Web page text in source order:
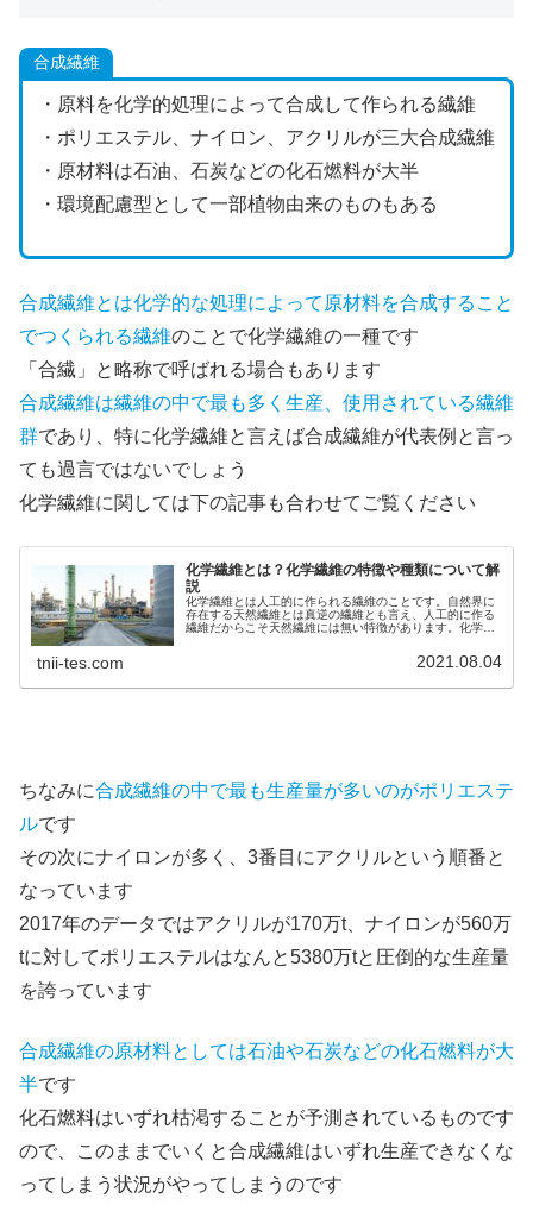
合成繊維
・原料を化学的処理によって合成して作られる繊維
・ポリエステル、ナイロン、アクリルが三大合成繊維
・原材料は石油、石炭などの化石燃料が大半
・環境配慮型として一部植物由来のものもある
合成繊維とは化学的な処理によって原材料を合成すること
でつくられる繊維のことで化学繊維の一種です
「合繊」と略称で呼ばれる場合もあります
合成繊維は繊維の中で最も多く生産、使用されている繊維
群であり、特に化学繊維と言えば合成繊維が代表例と言っ
ても過言ではないでしょう
化学繊維に関しては下の記事も合わせてご覧ください
化学繊維とは？化学繊維の特徴や種類について解
説
化学繊維とは人工的に作られる繊維のことです。自然界に
存在する天然繊維とは真逆の繊維とも言え、人工的に作る
繊維だからこそ天然繊維には無い特徴があります。化学繊
tnii-tes.com 2021.08.04
ちなみに合成繊維の中で最も生産量が多いのがポリエステ
ルです
その次にナイロンが多く、3番目にアクリルという順番と
なっています
2017年のデータではアクリルが170万t、ナイロンが560万
tに対してポリエステルはなんと5380万tと圧倒的な生産量
を誇っています
合成繊維の原材料としては石油や石炭などの化石燃料が大
半です
化石燃料はいずれ枯渇することが予測されているものです
ので、このままでいくと合成繊維はいずれ生産できなくな
ってしまう状況がやってしまうのです